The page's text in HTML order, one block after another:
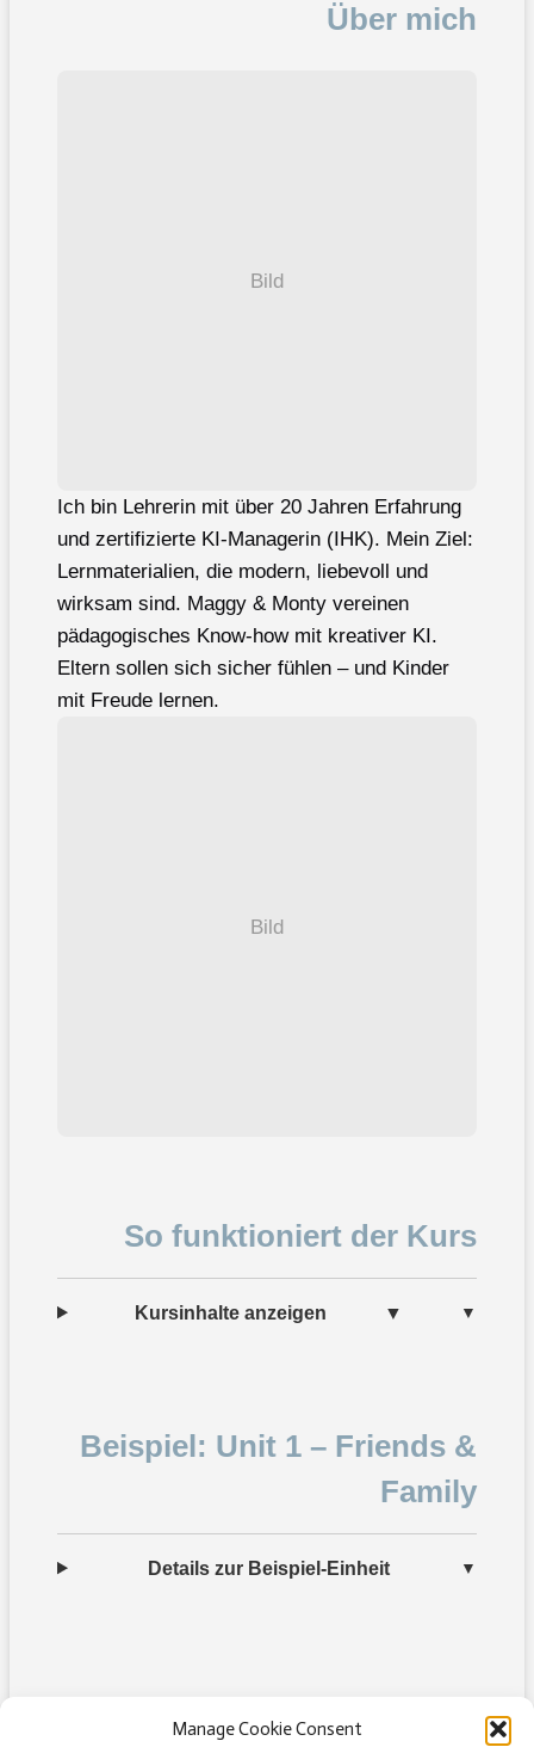
Manage Cookie Consent
Über mich
Bild
Ich bin Lehrerin mit über 20 Jahren Erfahrung
und zertifizierte KI-Managerin (IHK). Mein Ziel:
Lernmaterialien, die modern, liebevoll und
wirksam sind. Maggy & Monty vereinen
pädagogisches Know-how mit kreativer KI.
Eltern sollen sich sicher fühlen – und Kinder
mit Freude lernen.
Bild
So funktioniert der Kurs
Kursinhalte anzeigen ▼
Beispiel: Unit 1 – Friends &
Family
Details zur Beispiel-Einheit